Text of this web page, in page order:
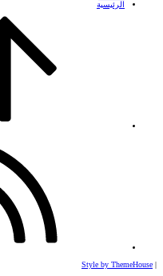
الرئيسية
Style by ThemeHouse